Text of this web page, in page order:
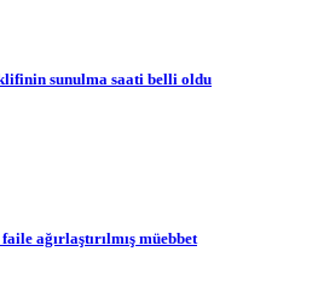
sunulma saati belli oldu
ağırlaştırılmış müebbet